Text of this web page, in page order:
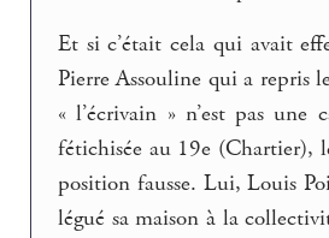
Et si c’était cela qui avait
Pierre Assouline qui a repris
« l’écrivain » n’est pas
fétichisée au 19e (Chartier),
position fausse. Lui, Louis
légué sa maison à la